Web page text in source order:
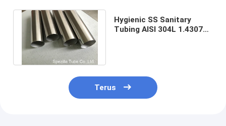
Hygienic SS Sanitary
Tubing AISI 304L 1.4307
Terus